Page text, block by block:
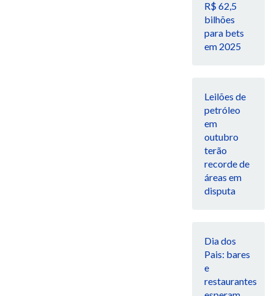
R$ 62,5
bilhões
para bets
em 2025
Leilões de
petróleo
em
outubro
terão
recorde de
áreas em
disputa
Dia dos
Pais: bares
e
restaurantes